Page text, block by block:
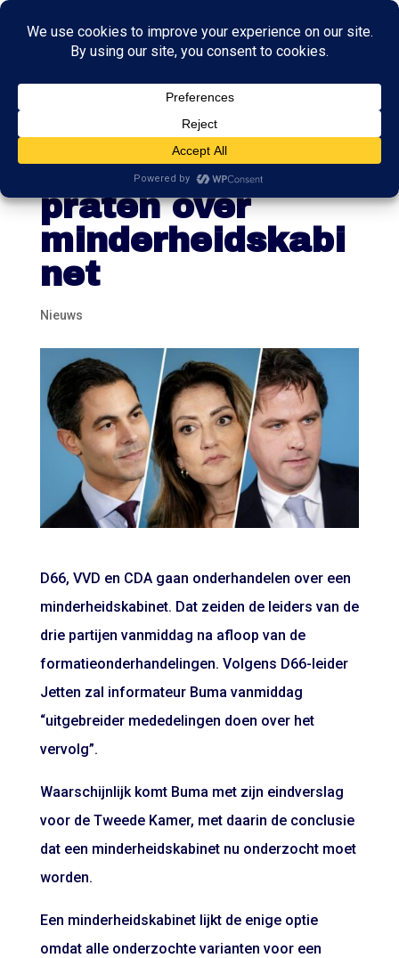
D66, CDA met
VVD gaan verder
praten over
minderheidskabi
net
Nieuws
D66, VVD en CDA gaan onderhandelen over een
minderheidskabinet. Dat zeiden de leiders van de
drie partijen vanmiddag na afloop van de
formatieonderhandelingen. Volgens D66-leider
Jetten zal informateur Buma vanmiddag
“uitgebreider mededelingen doen over het
vervolg”.
Waarschijnlijk komt Buma met zijn eindverslag
voor de Tweede Kamer, met daarin de conclusie
dat een minderheidskabinet nu onderzocht moet
worden.
Een minderheidskabinet lijkt de enige optie
omdat alle onderzochte varianten voor een